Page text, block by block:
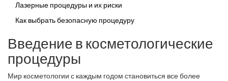
Лазерные процедуры и их риски
Как выбрать безопасную процедуру
Введение в косметологические
процедуры
Мир косметологии с каждым годом становиться все более